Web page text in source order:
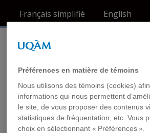
Français simplifié English
Une entrevue
avec AMI-télé!
29/06/2021
Préférences en matière de témoins
Nous utilisons des témoins (cookies)
informations qui nous permettent
le site, de vous proposer des contenus
statistiques de fréquentation, etc. Vous
choix en sélectionnant « Préférences ».